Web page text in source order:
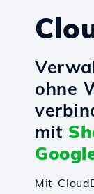
ohne
mit
Mit